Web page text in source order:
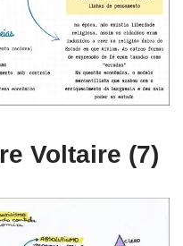
Voltaire (7)